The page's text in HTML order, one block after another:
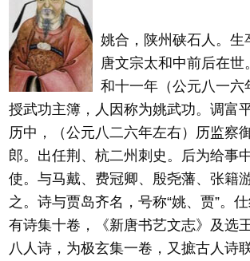
姚合，陕州硖石人。生
唐文宗太和中前后在世
和十一年（公元八一六
授武功主簿，人因称为姚武功。调富
历中，（公元八二六年左右）历监察
郎。出任荆、杭二州刺史。后为给事
使。与马戴、费冠卿、殷尧藩、张籍
之。诗与贾岛齐名，号称“姚、贾”。
有诗集十卷，《新唐书艺文志》及选
八人诗，为极玄集一卷，又摭古人诗